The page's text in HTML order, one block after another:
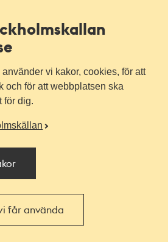
vi kakor, cookies, för att
och för att webbplatsen ska
för dig.
får använda